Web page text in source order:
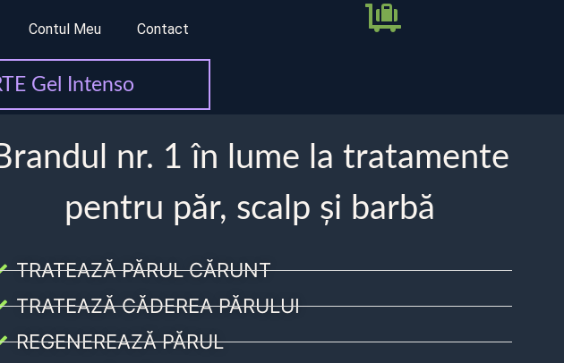
Contul Meu Contact
Gel Intenso
nr. 1 în lume la tratamente
pentru păr, scalp și barbă
TRATEAZĂ PĂRUL CĂRUNT
TRATEAZĂ CĂDEREA PĂRULUI
REGENEREAZĂ PĂRUL